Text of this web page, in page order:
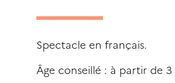
Spectacle en français.
Âge conseillé : à partir de 3